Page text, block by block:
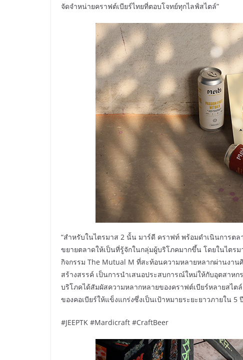
จัดจำหน่ายคราฟต์เบียร์ไทยที่ตอบโจทย์ทุกไลฟ์สไตล์”
“สำหรับในไตรมาส 2 นั้น มาร์ดี คราฟท์ พร้อมดำเนินการต
ขยายตลาดให้เป็นที่รู้จักในกลุ่มผู้บริโภคมากขึ้น โดยในไตร
กิจกรรม The Mutual M ที่สะท้อนความหลายหลากผ่านงา
สร้างสรรค์ เป็นการนำเสนอประสบการณ์ใหม่ให้กับอุตสาห
บริโภคได้สัมผัสความหลากหลายของคราฟต์เบียร์หลายสไ
ของคอเบียร์ให้แข็งแกร่งซึ่งเป็นเป้าหมายระยะยาวภายใน 5
#JEEPTK #Mardicraft #CraftBeer